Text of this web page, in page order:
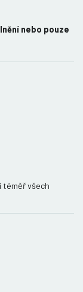
nebo pouze
téměř všech